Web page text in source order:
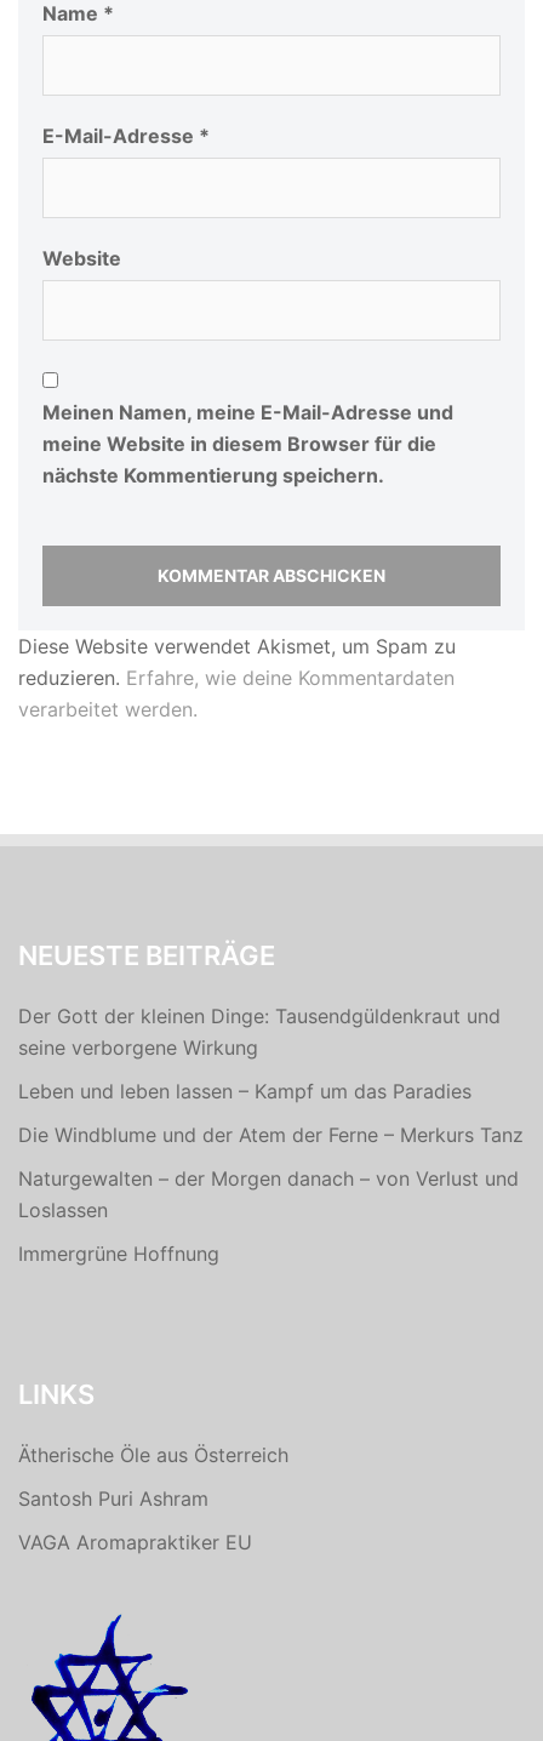
Name *
E-Mail-Adresse *
Website
Meinen Namen, meine E-Mail-Adresse und
meine Website in diesem Browser für die
nächste Kommentierung speichern.
Diese Website verwendet Akismet, um Spam zu
reduzieren. Erfahre, wie deine Kommentardaten
verarbeitet werden.
NEUESTE BEITRÄGE
Der Gott der kleinen Dinge: Tausendgüldenkraut und
seine verborgene Wirkung
Leben und leben lassen – Kampf um das Paradies
Die Windblume und der Atem der Ferne – Merkurs Tanz
Naturgewalten – der Morgen danach – von Verlust und
Loslassen
Immergrüne Hoffnung
LINKS
Ätherische Öle aus Österreich
Santosh Puri Ashram
VAGA Aromapraktiker EU